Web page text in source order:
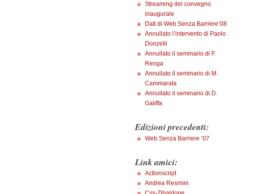
Streaming del convegno
inaugurale
Dati di Web Senza Barriere’08
Annullato l’intervento di Paolo
Donzelli
Annullato il seminario di F.
Renga
Annullato il seminario di M.
Cammarata
Annullato il seminario di D.
Galiffa
Edizioni precedenti:
Web Senza Barriere ‘07
Link amici:
Actionscript
Andrea Resmini